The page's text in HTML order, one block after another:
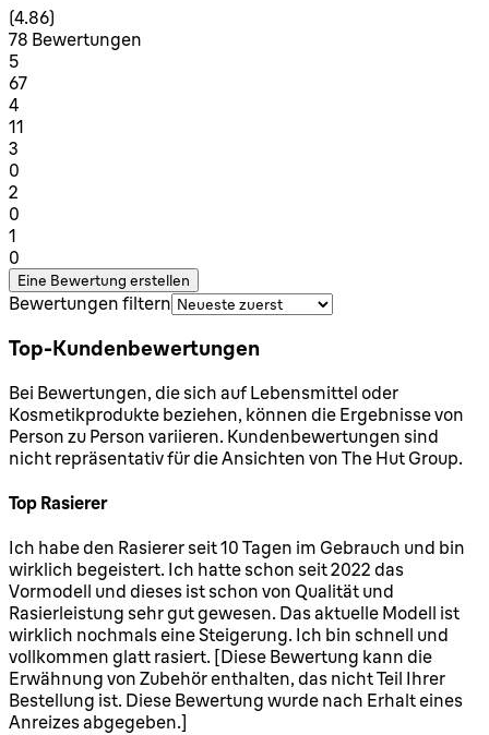
4.86 Sterne von maximal 5
(4.86)
78 Bewertungen
51 Sterne von maximal 1
67
41 Sterne von maximal 1
11
3
0
2
0
1
0
Eine Bewertung erstellen
Bewertungen filtern
Top-Kundenbewertungen
Bei Bewertungen, die sich auf Lebensmittel oder
Kosmetikprodukte beziehen, können die Ergebnisse von
Person zu Person variieren. Kundenbewertungen sind
nicht repräsentativ für die Ansichten von The Hut Group.
Top Rasierer
5 Sterne von maximal 5
Ich habe den Rasierer seit 10 Tagen im Gebrauch und bin
wirklich begeistert. Ich hatte schon seit 2022 das
Vormodell und dieses ist schon von Qualität und
Rasierleistung sehr gut gewesen. Das aktuelle Modell ist
wirklich nochmals eine Steigerung. Ich bin schnell und
vollkommen glatt rasiert. [Diese Bewertung kann die
Erwähnung von Zubehör enthalten, das nicht Teil Ihrer
Bestellung ist. Diese Bewertung wurde nach Erhalt eines
Anreizes abgegeben.]